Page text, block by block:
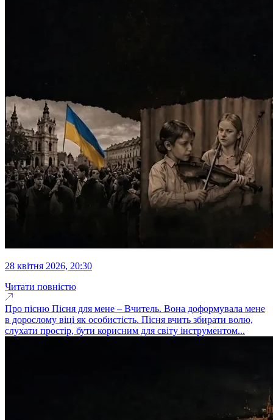
28 квітня 2026, 20:30
Читати повністю
Про пісню Пісня для мене – Вчитель. Вона доформувала мене
в дорослому віці як особистість. Пісня вчить збирати волю,
слухати простір, бути корисним для світу інструментом...